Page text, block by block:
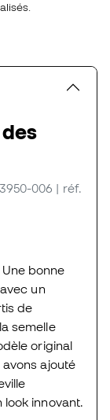
006 | réf.
bonne
un
de
semelle
original
ajouté
innovant.